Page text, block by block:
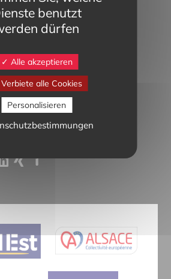
benutzt
dürfen
Alle akzeptieren
Verbiete alle Cookies
Personalisieren